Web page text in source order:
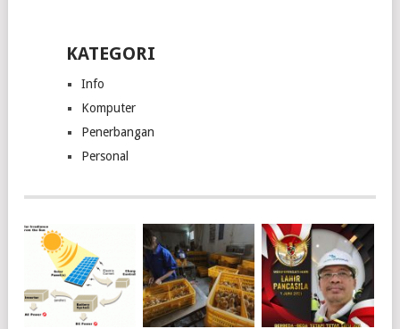
KATEGORI
Info
Komputer
Penerbangan
Personal